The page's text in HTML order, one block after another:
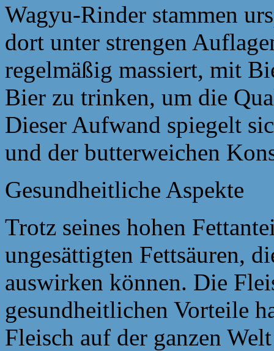
Wagyu-Rinder stammen
dort unter strengen
regelmäßig massiert, mit
Bier zu trinken, um die
Dieser Aufwand spiegelt
und der butterweichen
Gesundheitliche Aspekte
Trotz seines hohen
ungesättigten Fettsäuren,
auswirken können. Die
gesundheitlichen Vorteile
Fleisch auf der ganzen